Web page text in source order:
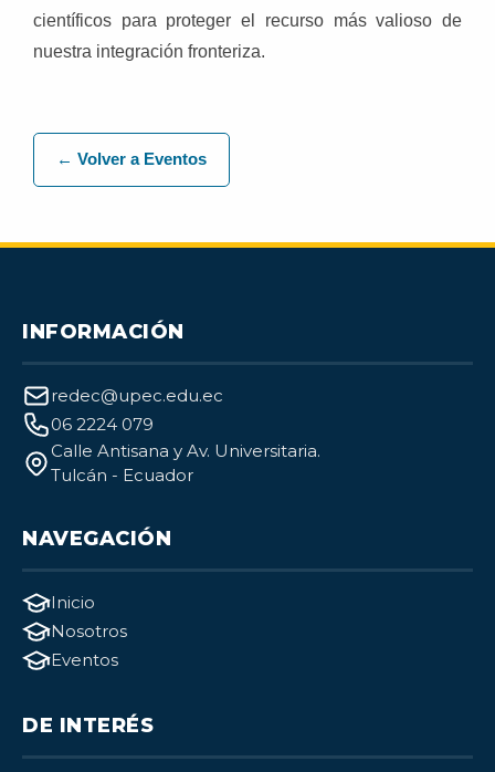
científicos para proteger el recurso más valioso de
nuestra integración fronteriza.
← Volver a Eventos
INFORMACIÓN
redec@upec.edu.ec
06 2224 079
Calle Antisana y Av. Universitaria.
Tulcán - Ecuador
NAVEGACIÓN
Inicio
Nosotros
Eventos
DE INTERÉS